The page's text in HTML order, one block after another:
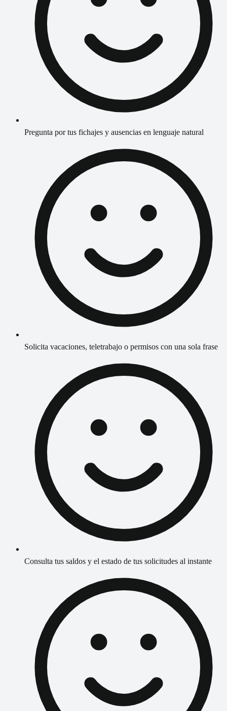
Pregunta por tus fichajes y ausencias en lenguaje natural
Solicita vacaciones, teletrabajo o permisos con una sola frase
Consulta tus saldos y el estado de tus solicitudes al instante